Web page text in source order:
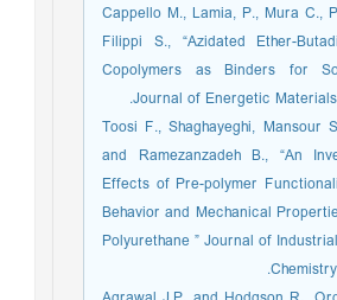
3. Cappello M., Lamia, P., Mura
Filippi S., “Azidated Ether-
Copolymers as Binders for
Journal of Energetic
4. Toosi F., Shaghayeghi, Mansour
and Ramezanzadeh B., “An
Effects of Pre-polymer
Behavior and Mechanical
Polyurethane ” Journal of